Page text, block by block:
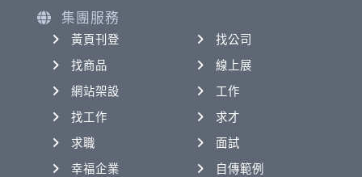
集團服務
黃頁刊登
找公司
找商品
線上展
網站架設
工作
找工作
求才
求職
面試
幸福企業
自傳範例